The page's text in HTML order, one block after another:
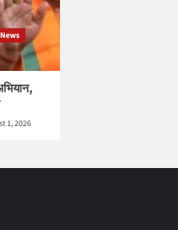
1, 2026